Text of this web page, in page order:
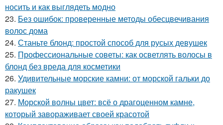
носить и как выглядеть модно
23. Без ошибок: проверенные методы обесцвечивания
волос дома
24. Станьте блонд: простой способ для русых девушек
25. Профессиональные советы: как осветлять волосы в
блонд без вреда для косметики
26. Удивительные морские камни: от морской гальки до
ракушек
27. Морской волны цвет: всё о драгоценном камне,
который завораживает своей красотой